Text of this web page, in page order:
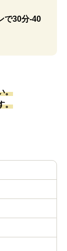
で30分-40
。
。